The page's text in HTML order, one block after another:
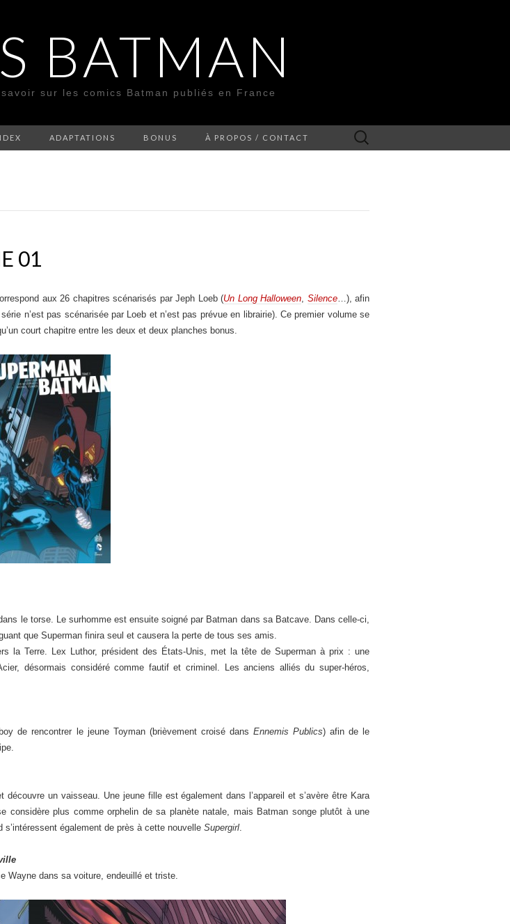
BATMAN
sur les comics Batman publiés en France
ADAPTATIONS BONUS À PROPOS / CONTACT Rechercher :
01
aux 26 chapitres scénarisés par Jeph Loeb (Un Long Halloween, Silence…), afin
n’est pas scénarisée par Loeb et n’est pas prévue en librairie). Ce premier volume se
court chapitre entre les deux et deux planches bonus.
le torse. Le surhomme est ensuite soigné par Batman dans sa Batcave. Dans celle-ci,
que Superman finira seul et causera la perte de tous ses amis.
la Terre. Lex Luthor, président des États-Unis, met la tête de Superman à prix : une
désormais considéré comme fautif et criminel. Les anciens alliés du super-héros,
de rencontrer le jeune Toyman (brièvement croisé dans Ennemis Publics) afin de le
un vaisseau. Une jeune fille est également dans l’appareil et s’avère être Kara
considère plus comme orphelin de sa planète natale, mais Batman songe plutôt à une
également de près à cette nouvelle Supergirl.
Wayne dans sa voiture, endeuillé et triste.